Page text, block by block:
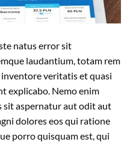
natus error sit
laudantium, totam rem
inventore veritatis et quasi
explicabo. Nemo enim
sit aspernatur aut odit aut
dolores eos qui ratione
porro quisquam est, qui